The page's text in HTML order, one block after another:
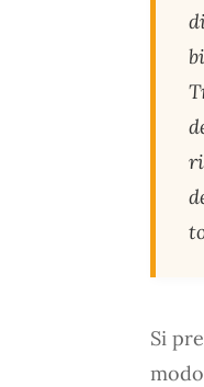
Si